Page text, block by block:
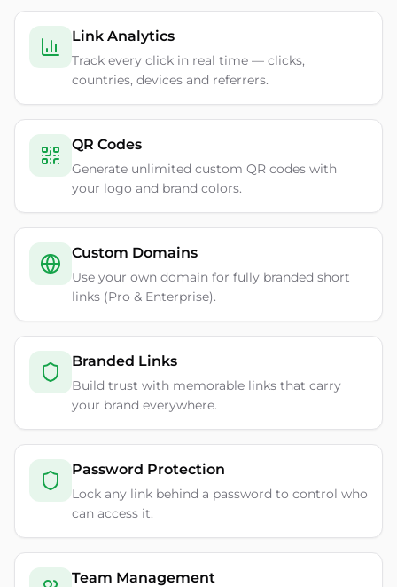
Link Analytics
Track every click in real time — clicks,
countries, devices and referrers.
QR Codes
Generate unlimited custom QR codes with
your logo and brand colors.
Custom Domains
Use your own domain for fully branded short
links (Pro & Enterprise).
Branded Links
Build trust with memorable links that carry
your brand everywhere.
Password Protection
Lock any link behind a password to control who
can access it.
Team Management